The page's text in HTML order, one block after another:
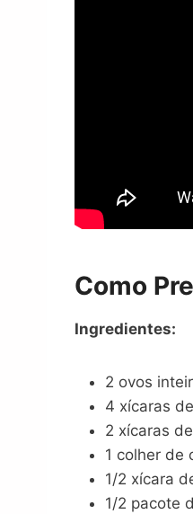
Como
Ingredientes:
2 ovos
4 xícaras
2 xícaras
1 colher de
1/2 xícara
1/2 pacote